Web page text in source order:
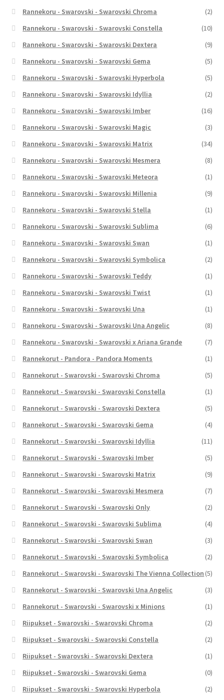
Rannekoru - Swarovski - Swarovski Chroma
(2)
Rannekoru - Swarovski - Swarovski Constella
(10)
Rannekoru - Swarovski - Swarovski Dextera
(9)
Rannekoru - Swarovski - Swarovski Gema
(5)
Rannekoru - Swarovski - Swarovski Hyperbola
(5)
Rannekoru - Swarovski - Swarovski Idyllia
(2)
Rannekoru - Swarovski - Swarovski Imber
(16)
Rannekoru - Swarovski - Swarovski Magic
(3)
Rannekoru - Swarovski - Swarovski Matrix
(34)
Rannekoru - Swarovski - Swarovski Mesmera
(8)
Rannekoru - Swarovski - Swarovski Meteora
(1)
Rannekoru - Swarovski - Swarovski Millenia
(9)
Rannekoru - Swarovski - Swarovski Stella
(1)
Rannekoru - Swarovski - Swarovski Sublima
(6)
Rannekoru - Swarovski - Swarovski Swan
(1)
Rannekoru - Swarovski - Swarovski Symbolica
(2)
Rannekoru - Swarovski - Swarovski Teddy
(1)
Rannekoru - Swarovski - Swarovski Twist
(1)
Rannekoru - Swarovski - Swarovski Una
(1)
Rannekoru - Swarovski - Swarovski Una Angelic
(8)
Rannekoru - Swarovski - Swarovski x Ariana Grande
(7)
Rannekorut - Pandora - Pandora Moments
(1)
Rannekorut - Swarovski - Swarovski Chroma
(5)
Rannekorut - Swarovski - Swarovski Constella
(1)
Rannekorut - Swarovski - Swarovski Dextera
(5)
Rannekorut - Swarovski - Swarovski Gema
(4)
Rannekorut - Swarovski - Swarovski Idyllia
(11)
Rannekorut - Swarovski - Swarovski Imber
(5)
Rannekorut - Swarovski - Swarovski Matrix
(9)
Rannekorut - Swarovski - Swarovski Mesmera
(7)
Rannekorut - Swarovski - Swarovski Only
(2)
Rannekorut - Swarovski - Swarovski Sublima
(4)
Rannekorut - Swarovski - Swarovski Swan
(3)
Rannekorut - Swarovski - Swarovski Symbolica
(2)
Rannekorut - Swarovski - Swarovski The Vienna Collection (5)
Rannekorut - Swarovski - Swarovski Una Angelic
(3)
Rannekorut - Swarovski - Swarovski x Minions
(1)
Riipukset - Swarovski - Swarovski Chroma
(2)
Riipukset - Swarovski - Swarovski Constella
(2)
Riipukset - Swarovski - Swarovski Dextera
(1)
Riipukset - Swarovski - Swarovski Gema
(0)
Riipukset - Swarovski - Swarovski Hyperbola
(2)